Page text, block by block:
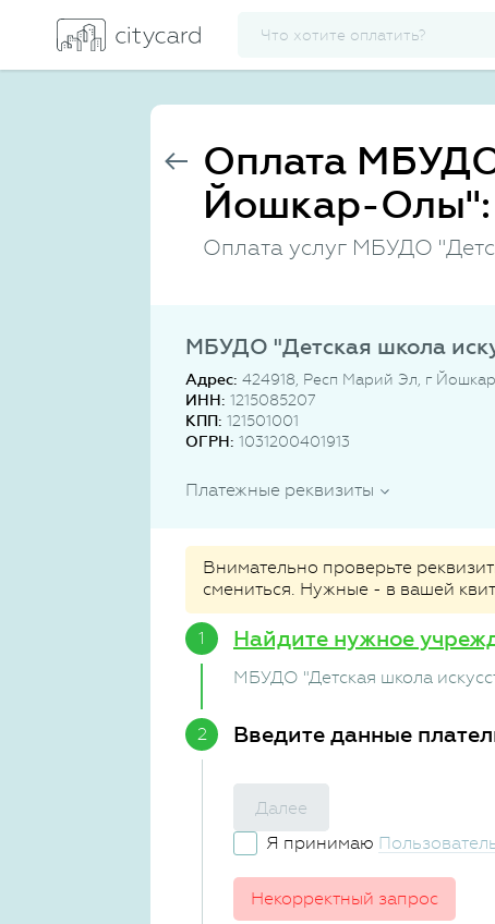
Оплата МБУДО
Йошкар-Олы":
Оплата услуг МБУДО
МБУДО "Детская школа
Адрес: 424918, Респ Марий Эл, г
ИНН: 1215085207
КПП: 121501001
ОГРН: 1031200401913
Платежные реквизиты
Внимательно проверьте
смениться. Нужные - в вашей
Найдите нужное
МБУДО "Детская школа
Введите данные
Далее
Я принимаю
Некорректный запрос